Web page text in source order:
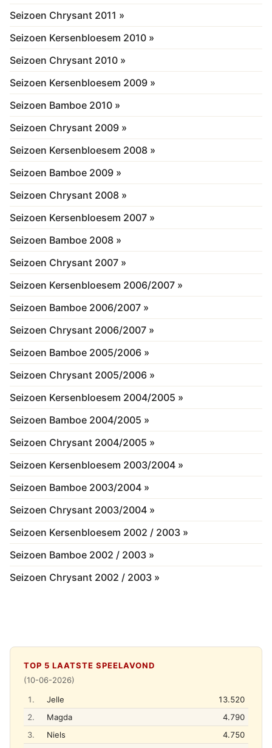
Seizoen Chrysant 2011 »
Seizoen Kersenbloesem 2010 »
Seizoen Chrysant 2010 »
Seizoen Kersenbloesem 2009 »
Seizoen Bamboe 2010 »
Seizoen Chrysant 2009 »
Seizoen Kersenbloesem 2008 »
Seizoen Bamboe 2009 »
Seizoen Chrysant 2008 »
Seizoen Kersenbloesem 2007 »
Seizoen Bamboe 2008 »
Seizoen Chrysant 2007 »
Seizoen Kersenbloesem 2006/2007 »
Seizoen Bamboe 2006/2007 »
Seizoen Chrysant 2006/2007 »
Seizoen Bamboe 2005/2006 »
Seizoen Chrysant 2005/2006 »
Seizoen Kersenbloesem 2004/2005 »
Seizoen Bamboe 2004/2005 »
Seizoen Chrysant 2004/2005 »
Seizoen Kersenbloesem 2003/2004 »
Seizoen Bamboe 2003/2004 »
Seizoen Chrysant 2003/2004 »
Seizoen Kersenbloesem 2002 / 2003 »
Seizoen Bamboe 2002 / 2003 »
Seizoen Chrysant 2002 / 2003 »
TOP 5 LAATSTE SPEELAVOND
(10-06-2026)
1.
Jelle
13.520
2.
Magda
4.790
3.
Niels
4.750